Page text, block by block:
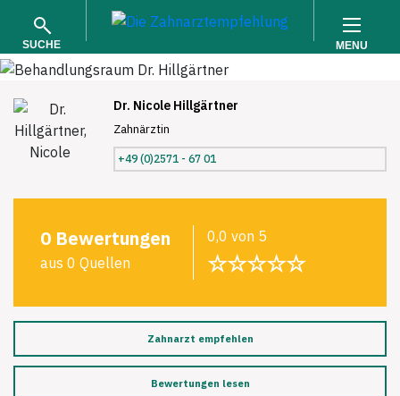
SUCHE MENU
Dr. Nicole Hillgärtner
Zahnärztin
+49 (0)2571 - 67 01
0 Bewertungen
aus 0 Quellen
0,0 von 5
☆☆☆☆☆
Zahnarzt empfehlen
Bewertungen lesen